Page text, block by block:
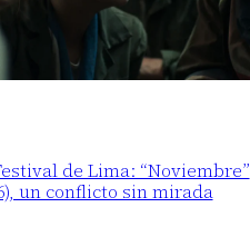
de Lima: “Noviembre”
un conflicto sin mirada